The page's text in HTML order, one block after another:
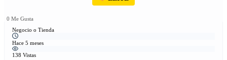
0 Me Gusta
Negocio o Tienda
Hace 5 meses
138 Vistas